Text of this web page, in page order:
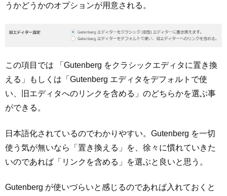
うかどうかのオプションが用意される。
この項目では 「Gutenberg をクラシックエディタに置き換
える」もしくは「Gutenberg エディタをデフォルトで使
い、旧エディタへのリンクを含める」のどちらかを選ぶ事
ができる。
日本語化されているのでわかりやすい。Gutenberg を一切
使う気が無いなら「置き換える」を、徐々に慣れていきた
いのであれば「リンクを含める」を選ぶと良いと思う。
Gutenberg が使いづらいと感じるのであれば入れておくと